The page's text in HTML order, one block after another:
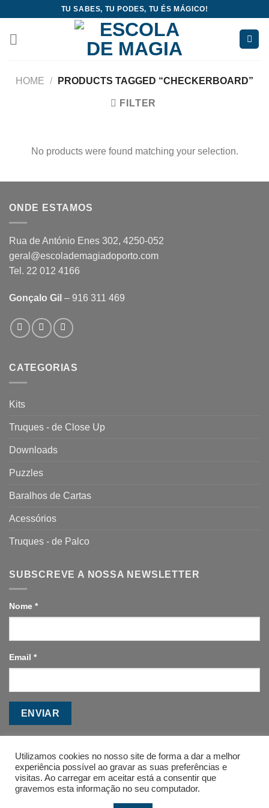
content
TU SABES, TU PODES, TU ÉS MÁGICO!
HOME / PRODUCTS TAGGED “CHECKERBOARD”
FILTER
No products were found matching your selection.
ONDE ESTAMOS
Rua de António Enes 302, 4250-052
geral@escolademagiadoporto.com
Tel. 22 012 4166
Gonçalo Gil – 916 311 469
CATEGORIAS
Kits
Truques - de Close Up
Downloads
Puzzles
Baralhos de Cartas
Acessórios
Truques - de Palco
SUBSCREVE A NOSSA NEWSLETTER
Nome *
Email *
ENVIAR
Utilizamos cookies no nosso site de forma a dar a melhor
experiência possível ao gravar as suas preferências e
visitas. Ao carregar em aceitar está a consentir que
gravemos esta informação no seu computador.